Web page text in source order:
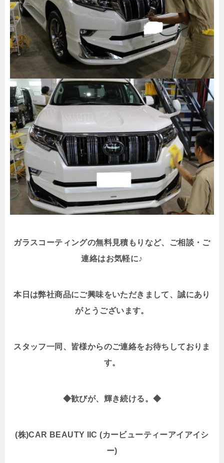
ガラスコーティングの無料見積もり など、ご相談・ご
連絡はお気軽に♪
本日は弊社商品にご興味をいただきまして、誠にあり
がとうございます。
スタッフ一同、皆様からのご連絡をお待ちしておりま
す。
◆歓びが、輝き続ける。◆
(株)CAR BEAUTY IIC (カービューティーアイアイシ
ー)